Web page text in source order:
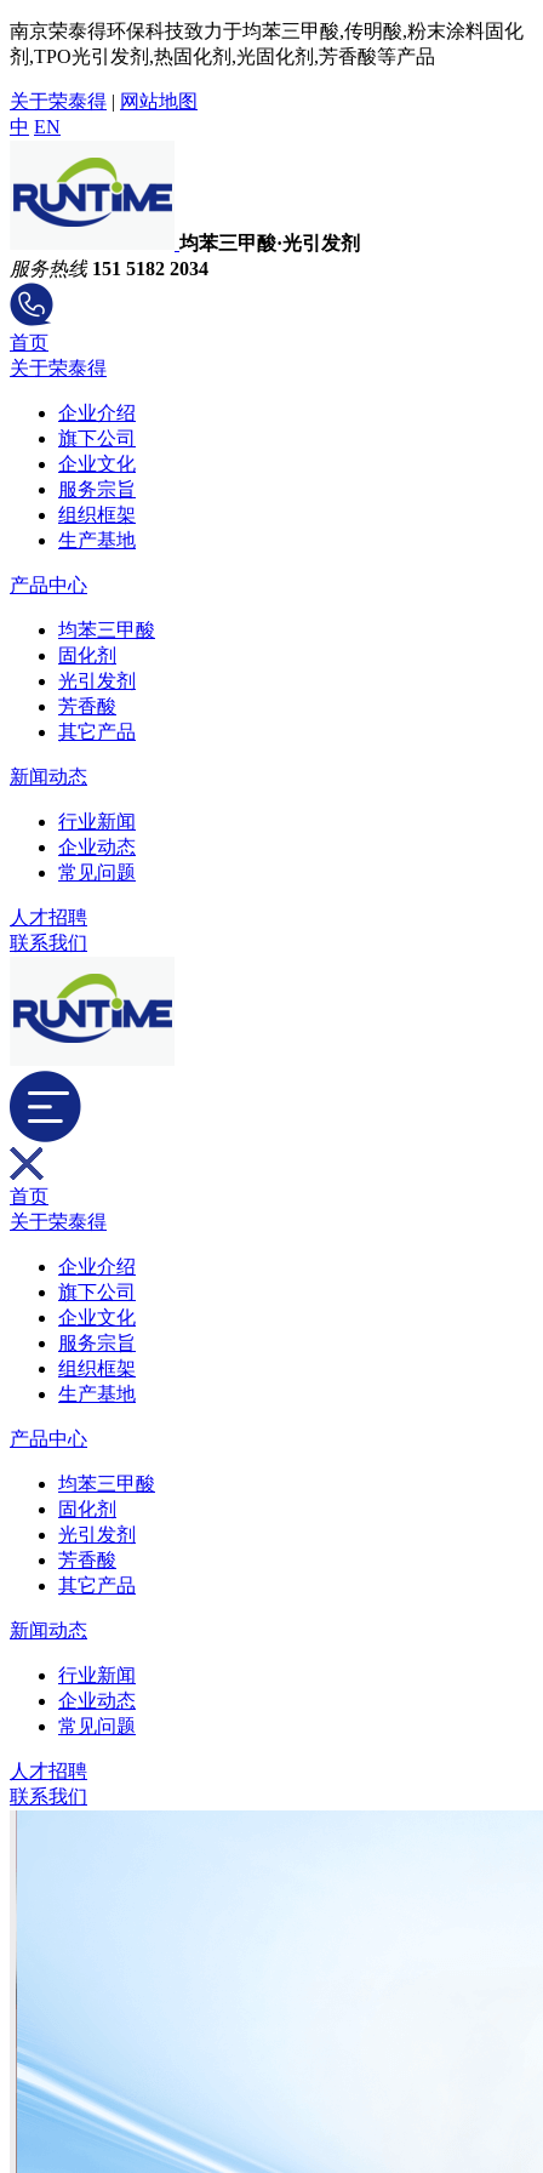
南京荣泰得环保科技致力于均苯三甲酸,传明酸,粉末涂料固化
剂,TPO光引发剂,热固化剂,光固化剂,芳香酸等产品
关于荣泰得 | 网站地图
中 EN
均苯三甲酸·光引发剂
服务热线 151 5182 2034
首页
关于荣泰得
企业介绍
旗下公司
企业文化
服务宗旨
组织框架
生产基地
产品中心
均苯三甲酸
固化剂
光引发剂
芳香酸
其它产品
新闻动态
行业新闻
企业动态
常见问题
人才招聘
联系我们
首页
关于荣泰得
企业介绍
旗下公司
企业文化
服务宗旨
组织框架
生产基地
产品中心
均苯三甲酸
固化剂
光引发剂
芳香酸
其它产品
新闻动态
行业新闻
企业动态
常见问题
人才招聘
联系我们